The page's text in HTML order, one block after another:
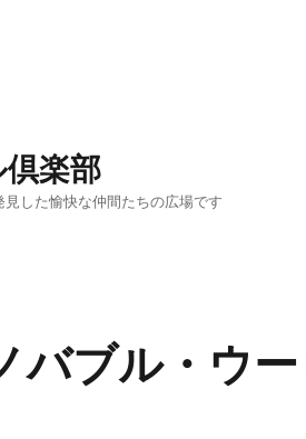
楽部
した愉快な仲間たちの広場です
バブル・ウ